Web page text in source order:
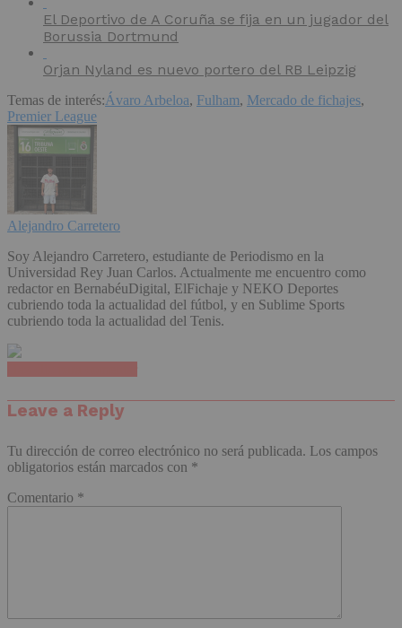
El Deportivo de A Coruña se fija en un jugador del
Borussia Dortmund
Orjan Nyland es nuevo portero del RB Leipzig
Temas de interés:Ávaro Arbeloa, Fulham, Mercado de fichajes,
Premier League
Alejandro Carretero
Soy Alejandro Carretero, estudiante de Periodismo en la
Universidad Rey Juan Carlos. Actualmente me encuentro como
redactor en BernabéuDigital, ElFichaje y NEKO Deportes
cubriendo toda la actualidad del fútbol, y en Sublime Sports
cubriendo toda la actualidad del Tenis.
Leave a Reply
Tu dirección de correo electrónico no será publicada. Los campos
obligatorios están marcados con *
Comentario *